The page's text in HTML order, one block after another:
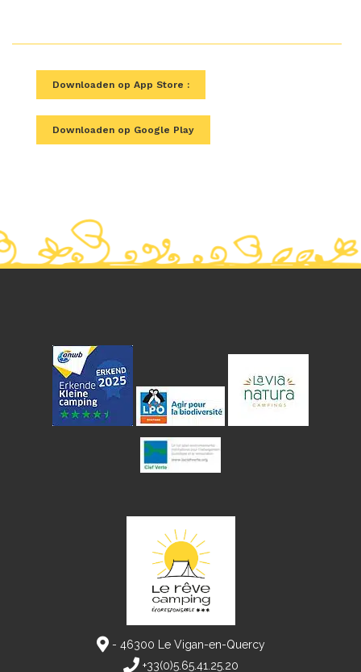
Downloaden op App Store :
Downloaden op Google Play
- 46300 Le Vigan-en-Quercy
+33(0)5.65.41.25.20